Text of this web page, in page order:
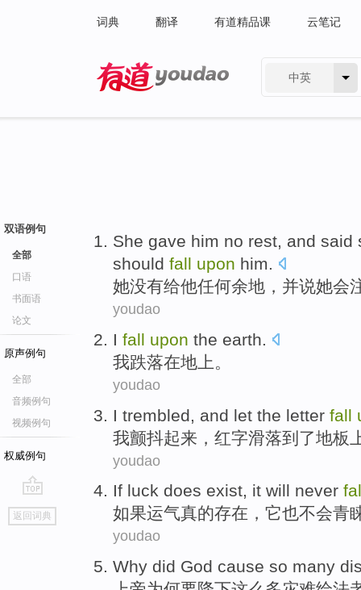
词典 翻译 有道精品课 云笔记
中英
双语例句
全部
口语
书面语
论文
原声例句
全部
音频例句
视频例句
权威例句
go
top
返回词典
She gave him no rest, and said
should fall upon him.
她没有给他任何余地 ， 并说她会
youdao
I fall upon the earth.
我跌落在地上。
youdao
I trembled , and let the letter fall
我颤抖起来，红字滑落到了地板
youdao
If luck does exist, it will never
如果运气真的存在 ， 它也不会青
youdao
Why did God cause so many